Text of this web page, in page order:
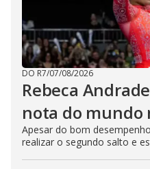
DO R7/07/08/2026
Rebeca
nota do mundo
Apesar do bom
realizar o segundo salto e